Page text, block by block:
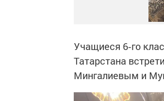
Учащиеся 6‑го
Татарстана
Мингалиевым и